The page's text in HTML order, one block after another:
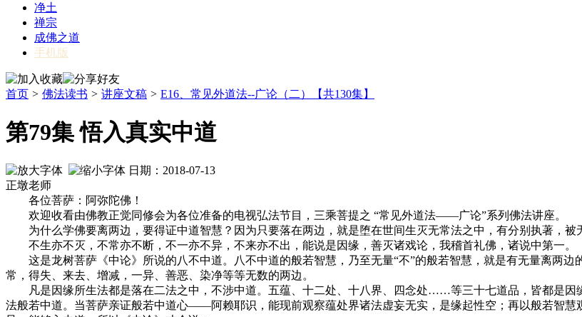
净土
禅宗
成佛之道
手机版
首页 > 佛法读书 > 讲座文稿 > E16、常见外道法--广论（二）【共130集】
第79集 悟入真实中道
日期：2018-07-13
正墩老师
各位菩萨：阿弥陀佛！
欢迎收看由佛教正觉同修会为各位准备的电视弘法节目，三乘菩提之 “常见外道法——广论”系列佛法讲座。
为什么学佛要离两边，要得证中道智慧？因为只要落在两边，就是堕在世间生灭无常法之中，有分别执著，被
不生亦不灭，不常亦不断，不一亦不异，不来亦不出，能说是因缘，善灭诸戏论，我稽首礼佛，诸说中第一。
这是龙树菩萨《中论》所说的八不中道。八不中道的般若智慧，乃至无量“不”的般若智慧，就是有无量离两边
常，得失、来去、增减，一异、善恶、染净等等无数的两边。
凡是因缘所生法都是落在二法之中，不涉中道。五蕴、十二处、十八界、四念处……等三十七道品，皆都是因
法般若中道。当菩萨亲证般若中道心——阿赖耶识，能现前观察蕴处界诸法虚妄无实，是缘起性空；再以般若智